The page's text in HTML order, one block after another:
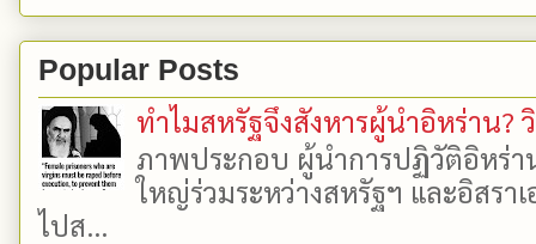
Popular Posts
ทำไมสหรัฐจึงสังหารผู้นำอิหร่าน?
ภาพประกอบ ผู้นำการปฏิวัติอิหร่า
ใหญ่ร่วมระหว่างสหรัฐฯ และอิสรา
ไปส...